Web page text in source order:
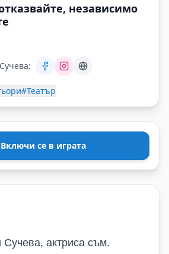
независимо
#Театър
Включи се в играта
актриса съм.